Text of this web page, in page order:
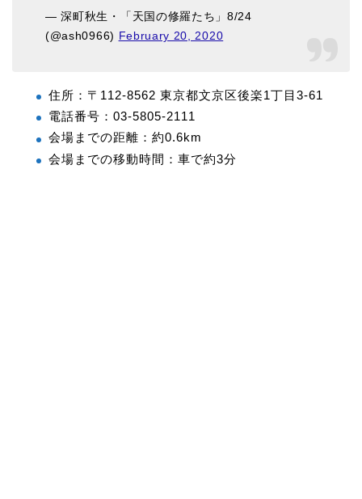
— 深町秋生・「天国の修羅たち」8/24
(@ash0966) February 20, 2020
住所：〒112-8562 東京都文京区後楽1丁目3-61
電話番号：03-5805-2111
会場までの距離：約0.6km
会場までの移動時間：車で約3分